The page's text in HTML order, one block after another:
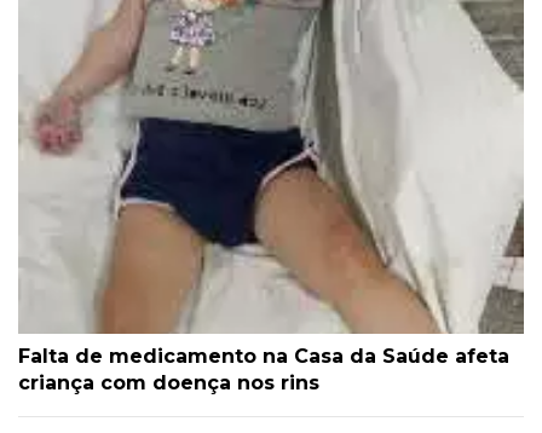
Falta de medicamento na Casa da Saúde afeta
criança com doença nos rins